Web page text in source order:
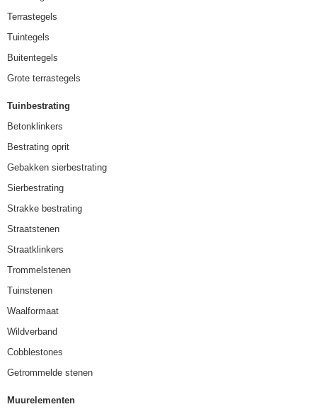
Terrastegels
Tuintegels
Buitentegels
Grote terrastegels
Tuinbestrating
Betonklinkers
Bestrating oprit
Gebakken sierbestrating
Sierbestrating
Strakke bestrating
Straatstenen
Straatklinkers
Trommelstenen
Tuinstenen
Waalformaat
Wildverband
Cobblestones
Getrommelde stenen
Muurelementen